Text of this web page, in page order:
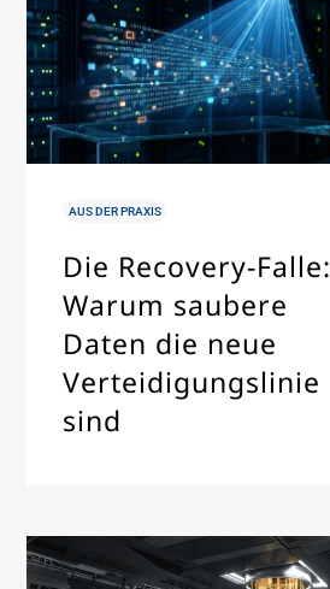
AUS DER PRAXIS
Die Recovery-Falle:
Warum saubere
Daten die neue
Verteidigungslinie
sind